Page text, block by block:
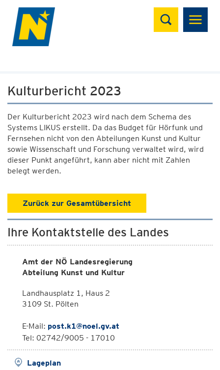
Suchen
Kulturbericht 2023
Der Kulturbericht 2023 wird nach dem Schema des
Systems LIKUS erstellt. Da das Budget für Hörfunk und
Fernsehen nicht von den Abteilungen Kunst und Kultur
sowie Wissenschaft und Forschung verwaltet wird, wird
dieser Punkt angeführt, kann aber nicht mit Zahlen
belegt werden.
Zurück zur Gesamtübersicht
Ihre Kontaktstelle des Landes
Amt der NÖ Landesregierung
Abteilung Kunst und Kultur
Landhausplatz 1, Haus 2
3109 St. Pölten
E-Mail: post.k1@noel.gv.at
Tel: 02742/9005 - 17010
Lageplan